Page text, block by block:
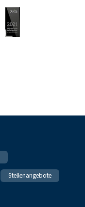
Stellenangebote